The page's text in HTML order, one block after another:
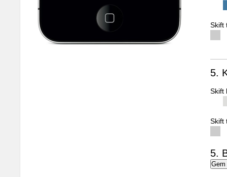
Fredens Torv 1 2.th
Tlf.: + 45 86 20 94 93
Skift
5.
Skift
Skift
5.